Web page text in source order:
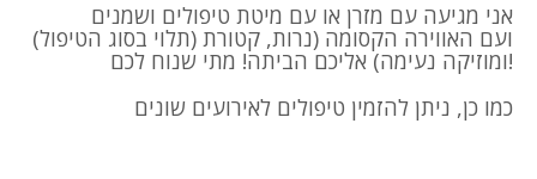
אני מגיעה עם מזרן או עם מיטת טיפולים ושמנים
(תלוי בסוג הטיפול) ועם האווירה הקסומה (נרות, קטורת
ומוזיקה נעימה) אליכם הביתה! מתי שנוח לכם!
כמו כן, ניתן להזמין טיפולים לאירועים שונים